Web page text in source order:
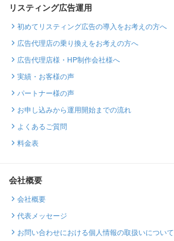
リスティング広告運用
初めてリスティング広告の導入をお考えの方へ
広告代理店の乗り換えをお考えの方へ
広告代理店様・HP制作会社様へ
実績・お客様の声
パートナー様の声
お申し込みから運用開始までの流れ
よくあるご質問
料金表
会社概要
会社概要
代表メッセージ
お問い合わせにおける個人情報の取扱いについて